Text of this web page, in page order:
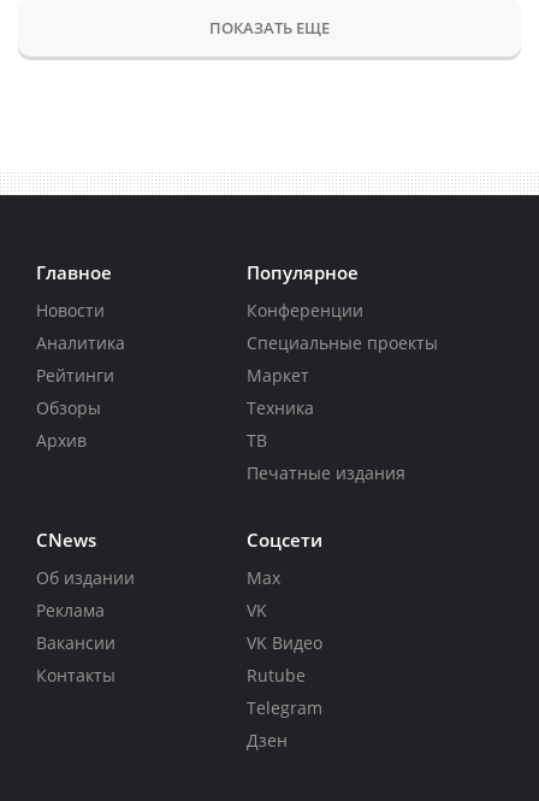
ПОКАЗАТЬ ЕЩЕ
Главное
Новости
Аналитика
Рейтинги
Обзоры
Архив
Популярное
Конференции
Специальные проекты
Маркет
Техника
ТВ
Печатные издания
CNews
Об издании
Реклама
Вакансии
Контакты
Соцсети
Max
VK
VK Видео
Rutube
Telegram
Дзен